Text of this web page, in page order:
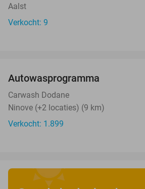
Aalst
Verkocht: 9
Autowasprogramma
Carwash Dodane
Ninove (+2 locaties) (9 km)
Verkocht: 1.899